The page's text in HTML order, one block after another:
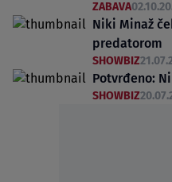
ZABAVA
Niki Minaž
predatorom
SHOWBIZ
Potvrđeno:
SHOWBIZ